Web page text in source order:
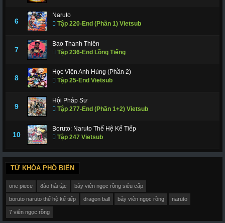
6
Naruto
Tập 220-End (Phần 1) Vietsub
7
Bao Thanh Thiên
Tập 236-End Lồng Tiếng
8
Học Viện Anh Hùng (Phần 2)
Tập 25-End Vietsub
9
Hội Pháp Sư
Tập 277-End (Phần 1+2) Vietsub
10
Boruto: Naruto Thế Hệ Kế Tiếp
Tập 247 Vietsub
TỪ KHÓA PHỔ BIẾN
one piece đảo hải tặc bảy viên ngọc rồng siêu cấp
boruto naruto thế hệ kế tiếp dragon ball bảy viên ngọc rồng naruto
7 viên ngọc rồng